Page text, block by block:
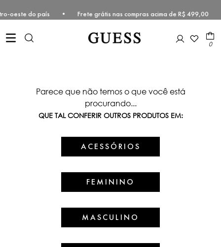
oeste do país • Frete grátis nas compras acima de R$
0
Parece que não temos o que você está
procurando...
QUE TAL CONFERIR OUTROS PRODUTOS EM:
ACESSÓRIOS
FEMININO
MASCULINO